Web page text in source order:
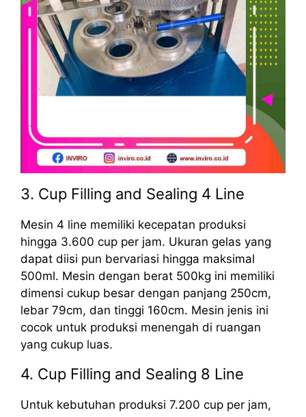
3. Cup Filling and Sealing 4 Line
Mesin 4 line memiliki kecepatan produksi
hingga 3.600 cup per jam. Ukuran gelas yang
dapat diisi pun bervariasi hingga maksimal
500ml. Mesin dengan berat 500kg ini memiliki
dimensi cukup besar dengan panjang 250cm,
lebar 79cm, dan tinggi 160cm. Mesin jenis ini
cocok untuk produksi menengah di ruangan
yang cukup luas.
4. Cup Filling and Sealing 8 Line
Untuk kebutuhan produksi 7.200 cup per jam,